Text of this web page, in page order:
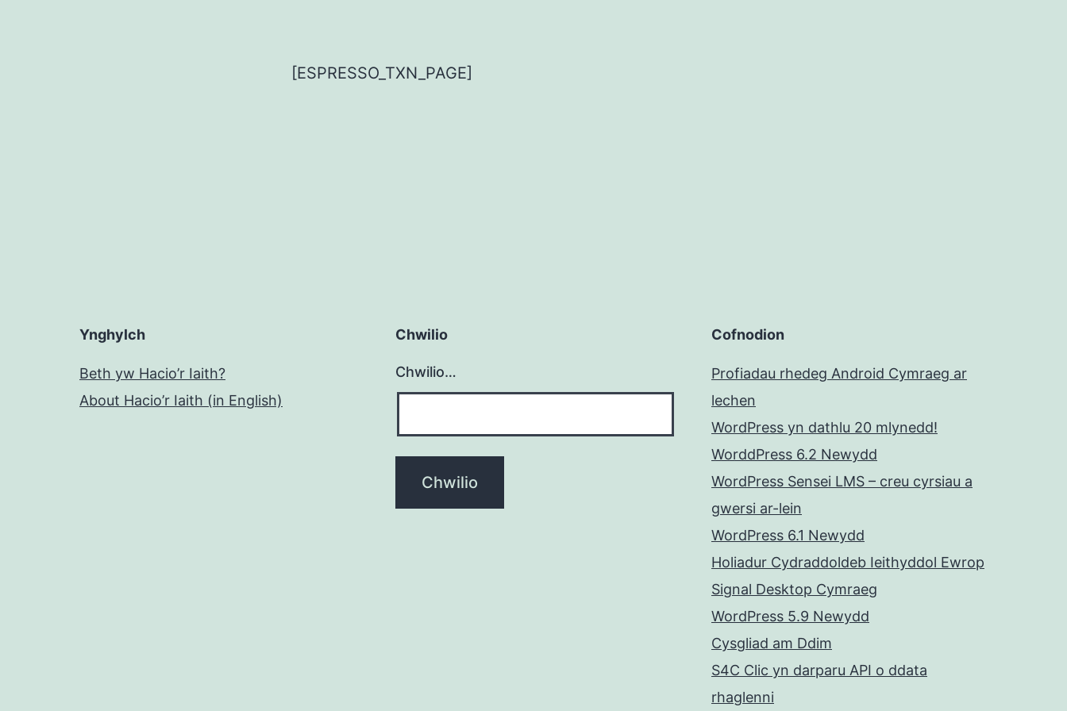
[ESPRESSO_TXN_PAGE]
Ynghylch
Beth yw Hacio’r Iaith?
About Hacio’r Iaith (in English)
Chwilio
Chwilio…
Cofnodion
Profiadau rhedeg Android Cymraeg ar
lechen
WordPress yn dathlu 20 mlynedd!
WorddPress 6.2 Newydd
WordPress Sensei LMS – creu cyrsiau a
gwersi ar-lein
WordPress 6.1 Newydd
Holiadur Cydraddoldeb Ieithyddol Ewrop
Signal Desktop Cymraeg
WordPress 5.9 Newydd
Cysgliad am Ddim
S4C Clic yn darparu API o ddata
rhaglenni